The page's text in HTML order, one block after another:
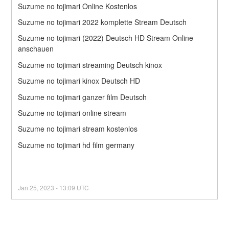
Suzume no tojimari Online Kostenlos
Suzume no tojimari 2022 komplette Stream Deutsch
Suzume no tojimari (2022) Deutsch HD Stream Online
anschauen
Suzume no tojimari streaming Deutsch kinox
Suzume no tojimari kinox Deutsch HD
Suzume no tojimari ganzer film Deutsch
Suzume no tojimari online stream
Suzume no tojimari stream kostenlos
Suzume no tojimari hd film germany
Jan25,2023 - 13:09 UTC